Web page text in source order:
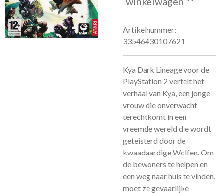
Artikelnummer:
33546430107621
Kya Dark Lineage voor de
PlayStation 2 vertelt het
verhaal van Kya, een jonge
vrouw die onverwacht
terechtkomt in een
vreemde wereld die wordt
geteisterd door de
kwaadaardige Wolfen. Om
de bewoners te helpen en
een weg naar huis te vinden,
moet ze gevaarlijke